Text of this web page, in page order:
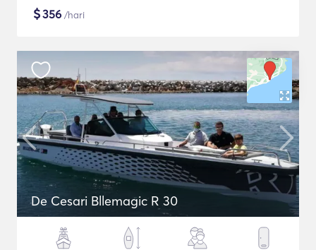
$356 /hari
De Cesari Bllemagic R 30